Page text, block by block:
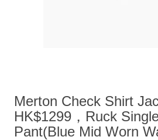
Merton Check Shirt
HK$1299，Ruck
Pant(Blue Mid Worn